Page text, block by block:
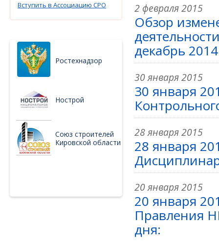
2 февраля 2015
Обзор
декабрь
30 января 2015
30 января
28 января 2015
28 января
20 января 2015
20 января
Правления
дня:
Вступить в Ассоциацию СРО
Ростехнадзор
Нострой
Союз строителей
Кировской области